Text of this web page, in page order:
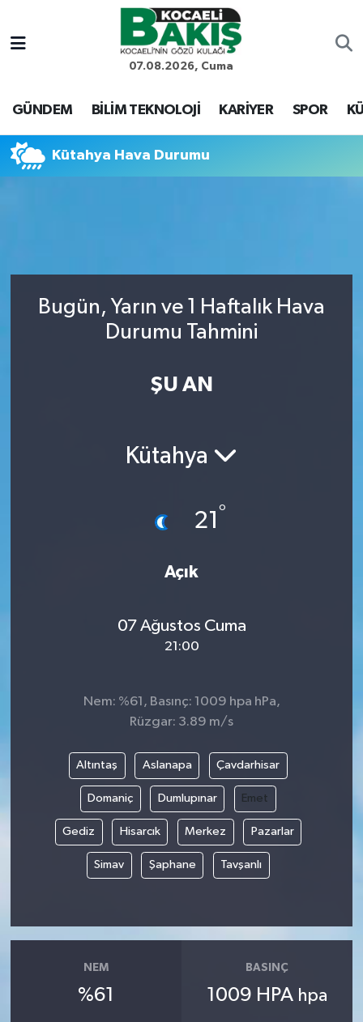
07.08.2026, Cuma
GÜNDEM BİLİM TEKNOLOJİ KARİYER SPOR
Kütahya Hava Durumu
Bugün, Yarın ve 1 Haftalık Hava
Durumu Tahmini
ŞU AN
Kütahya
21 °
Açık
07 Ağustos Cuma
21:00
Nem: %61, Basınç: 1009 hpa hPa,
Rüzgar: 3.89 m/s
Altıntaş Aslanapa Çavdarhisar
Domaniç Dumlupınar Emet
Gediz Hisarcık Merkez Pazarlar
Simav Şaphane Tavşanlı
NEM
%61
BASINÇ
1009 HPA hpa
Kocaeli Nöbetçi Eczaneler
Kocaeli Hava Durumu
Haber Arşivi